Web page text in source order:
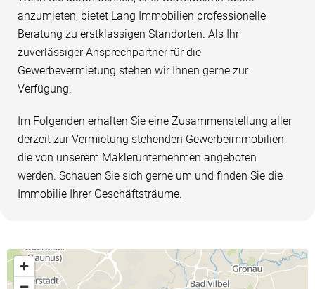
anzumieten, bietet Lang Immobilien professionelle
Beratung zu erstklassigen Standorten. Als Ihr
zuverlässiger Ansprechpartner für die
Gewerbevermietung stehen wir Ihnen gerne zur
Verfügung.
Im Folgenden erhalten Sie eine Zusammenstellung aller
derzeit zur Vermietung stehenden Gewerbeimmobilien,
die von unserem Maklerunternehmen angeboten
werden. Schauen Sie sich gerne um und finden Sie die
Immobilie Ihrer Geschäftsträume.